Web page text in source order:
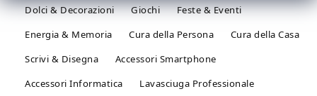
Dolci & Decorazioni Giochi
Feste & Eventi
Energia & Memoria
Cura della Persona
Cura della Casa
Scrivi & Disegna
Accessori Smartphone
Accessori Informatica
Lavasciuga Professionale